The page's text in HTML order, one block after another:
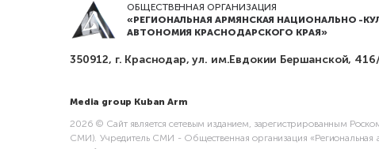
ОБЩЕСТВЕННАЯ ОРГАНИЗАЦИЯ
«РЕГИОНАЛЬНАЯ АРМЯНСКАЯ НАЦИОНАЛЬНО -
АВТОНОМИЯ КРАСНОДАРСКОГО КРАЯ»
350912, г. Краснодар, ул. им.Евдокии Бершанской,
Media group Kuban Arm
2026 © Сайт является сетевым изданием, зарегистрированным
СМИ). Учредитель СМИ - Общественная организация